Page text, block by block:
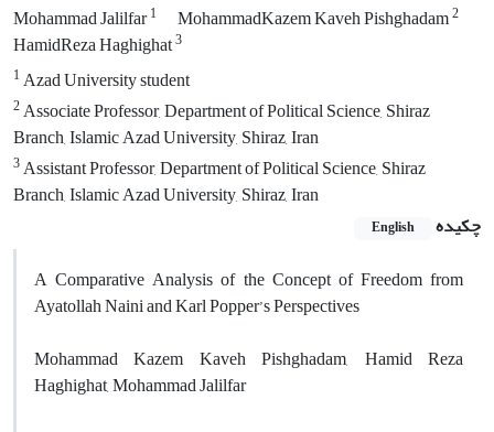
Mohammad Jalilfar1 MohammadKazem Kaveh Pishghadam2
HamidReza Haghighat3
1Azad University student
2Associate Professor, Department of Political Science, Shiraz
Branch, Islamic Azad University, Shiraz, Iran
3Assistant Professor, Department of Political Science, Shiraz
Branch, Islamic Azad University, Shiraz, Iran
چکیده
English
A Comparative Analysis of the Concept of Freedom from
Ayatollah Naini and Karl Popper’s Perspectives
Mohammad Kazem Kaveh Pishghadam, Hamid Reza
Haghighat, Mohammad Jalilfar